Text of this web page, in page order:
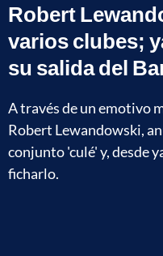
Robert
varios clubes;
su salida del
A través de un emotivo
Robert Lewandowski,
conjunto 'culé' y, desde
ficharlo.